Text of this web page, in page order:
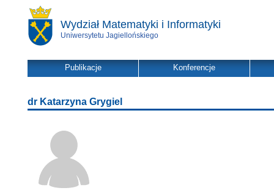
Wydział Matematyki i Informatyki
Uniwersytetu Jagiellońskiego
Publikacje Konferencje
dr Katarzyna Grygiel